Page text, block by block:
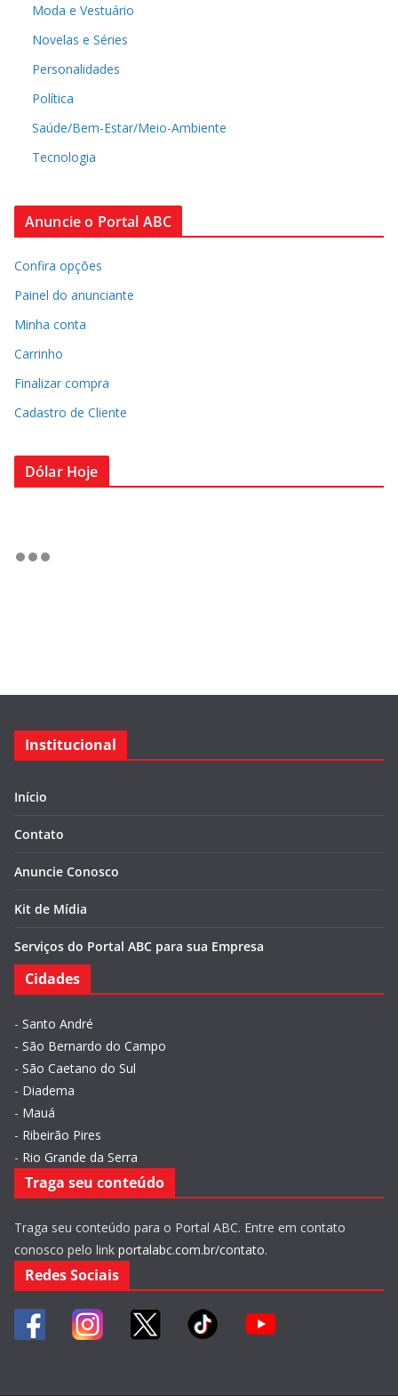
Moda e Vestuário
Novelas e Séries
Personalidades
Política
Saúde/Bem-Estar/Meio-Ambiente
Tecnologia
Anuncie o Portal ABC
Confira opções
Painel do anunciante
Minha conta
Carrinho
Finalizar compra
Cadastro de Cliente
Dólar Hoje
Institucional
Início
Contato
Anuncie Conosco
Kit de Mídia
Serviços do Portal ABC para sua Empresa
Cidades
- Santo André
- São Bernardo do Campo
- São Caetano do Sul
- Diadema
- Mauá
- Ribeirão Pires
- Rio Grande da Serra
Traga seu conteúdo
Traga seu conteúdo para o Portal ABC. Entre em contato
conosco pelo link portalabc.com.br/contato.
Redes Sociais